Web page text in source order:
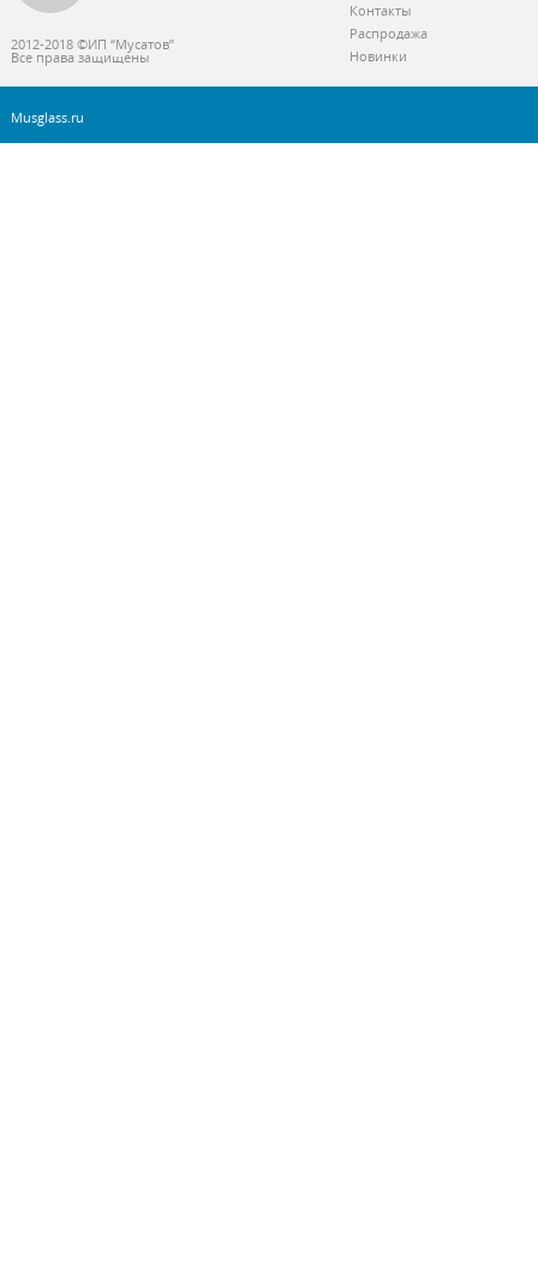
2012-2018 ©ИП “Мусатов”
Все права защищены
Контакты
Распродажа
Новинки
Musglass.ru